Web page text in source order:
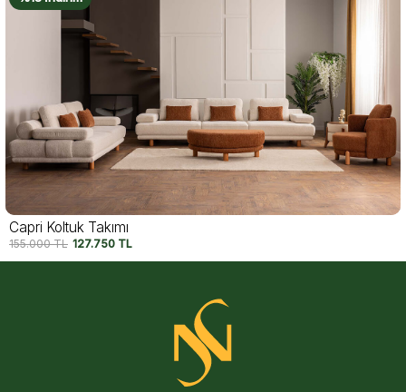
Capri Koltuk Takımı
155.000TL 127.750 TL